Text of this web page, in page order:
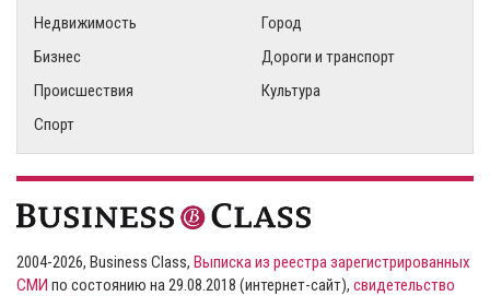
Недвижимость
Город
Бизнес
Дороги и транспорт
Происшествия
Культура
Спорт
2004-2026, Business Class, Выписка из реестра зарегистрированных
СМИ по состоянию на 29.08.2018 (интернет-сайт), свидетельство